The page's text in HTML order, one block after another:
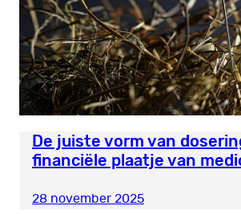
De juiste vorm van
financiële plaatje van
28 november 2025